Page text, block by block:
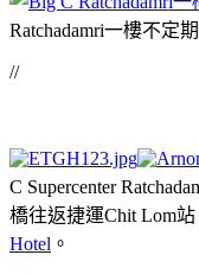
Ratchadamri一樓不定
//
C Supercenter
橋往返捷運Chit Lom
Hotel 。